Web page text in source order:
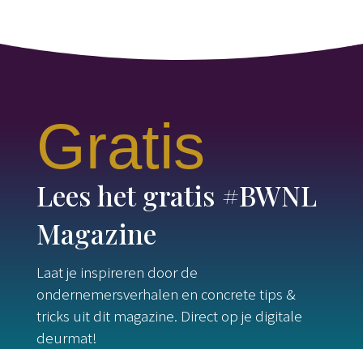
Gratis
Lees het gratis #BWNL
Magazine
Laat je inspireren door de
ondernemersverhalen en concrete tips &
tricks uit dit magazine. Direct op je digitale
deurmat!